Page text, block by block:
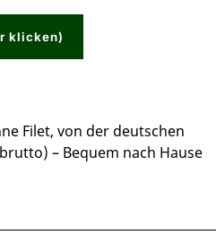
klicken)
Filet, von der deutschen
– Bequem nach Hause